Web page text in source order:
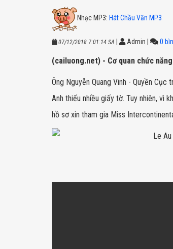
Nhạc MP3: Hát Chầu Văn MP3
07/12/2018 7:01:14 SA Admin 0
(cailuong.net) - Cơ quan chức
Ông Nguyễn Quang Vinh - Quyền
Anh thiếu nhiều giấy tờ. Tuy nhiên, vì
hồ sơ xin tham gia Miss